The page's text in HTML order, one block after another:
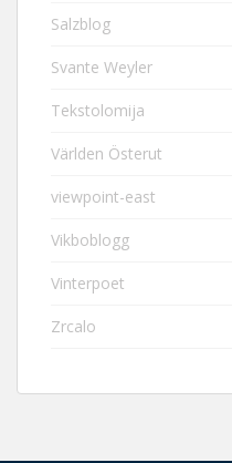
Salzblog
Svante Weyler
Tekstolomija
Världen Österut
viewpoint-east
Vikboblogg
Vinterpoet
Zrcalo